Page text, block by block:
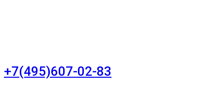
+7(495)607-02-83